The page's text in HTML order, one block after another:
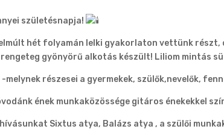
születésnapja!
hét folyamán lelki gyakorlaton vettünk
gyönyörű alkotás készült! Liliom mintás
részesei a gyermekek, szülők,nevelők,
ének munkaközössége gitáros énekekkel
Sixtus atya, Balázs atya , a szülői